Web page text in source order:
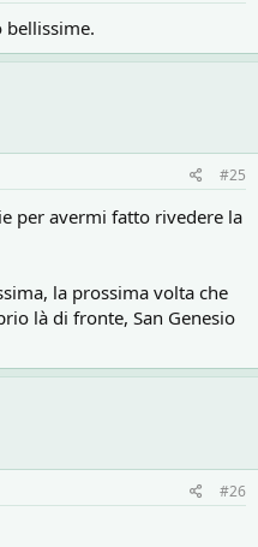
bellissime.
#25
per avermi fatto rivedere la
la prossima volta che
là di fronte, San Genesio
#26